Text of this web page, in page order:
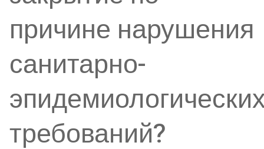
причине нарушения
санитарно-
требований?